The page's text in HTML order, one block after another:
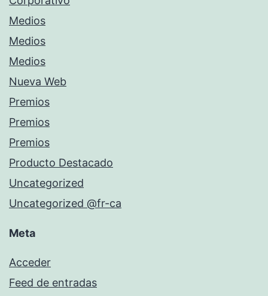
Medios
Medios
Medios
Nueva Web
Premios
Premios
Premios
Producto Destacado
Uncategorized
Uncategorized @fr-ca
Meta
Acceder
Feed de entradas